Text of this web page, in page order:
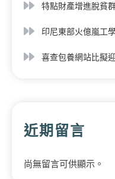
特點財產增進脫貧
印尼東部火億嵐工
喜查包養網站比擬
近期留言
尚無留言可供顯示。